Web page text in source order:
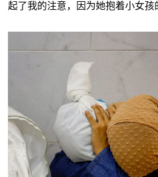
起了我的注意，因为她抱着小女孩